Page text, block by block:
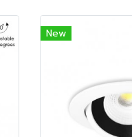
New